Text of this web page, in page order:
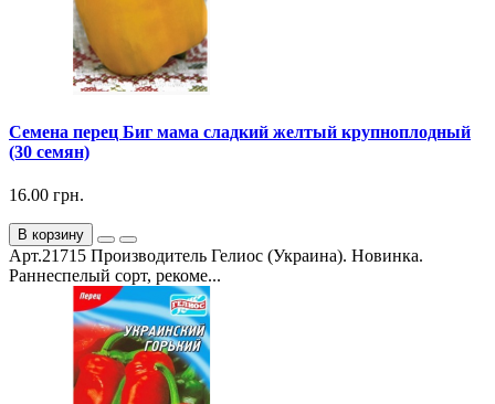
Семена перец Биг мама сладкий желтый крупноплодный
(30 семян)
16.00 грн.
В корзину
Арт.21715 Производитель Гелиос (Украина). Новинка.
Раннеспелый сорт, рекоме...